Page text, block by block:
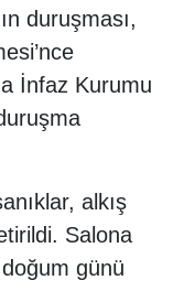
duruşması,
İnfaz Kurumu
alkış
Salona
günü